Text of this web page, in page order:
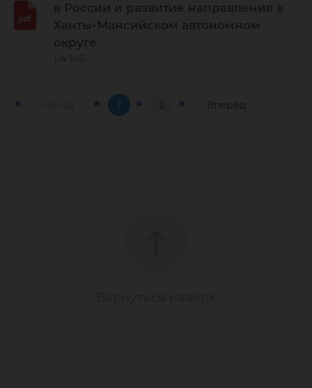
в России и развитие направления в
Ханты-Мансийском автономном
округе
1